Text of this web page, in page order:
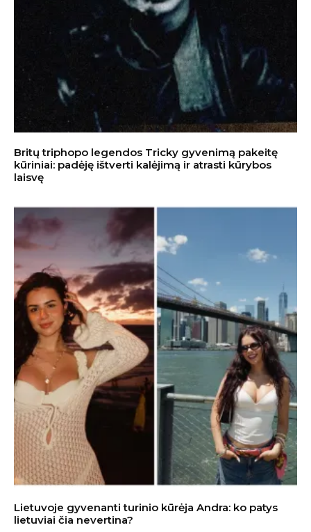
Britų triphopo legendos Tricky gyvenimą pakeitę
kūriniai: padėję ištverti kalėjimą ir atrasti kūrybos
laisvę
Lietuvoje gyvenanti turinio kūrėja Andra: ko patys
lietuviai čia nevertina?